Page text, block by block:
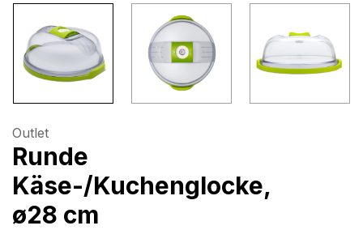
Outlet
Runde
Käse-/Kuchenglocke,
ø28 cm